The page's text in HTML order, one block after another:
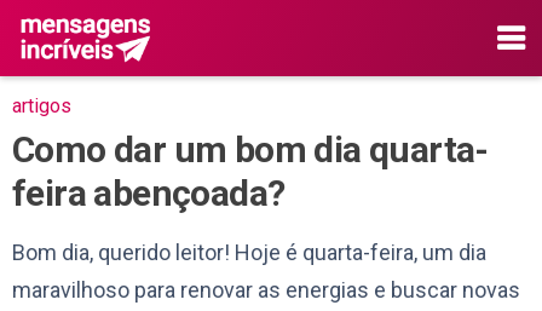
artigos
Como dar um bom dia quarta-
feira abençoada?
Bom dia, querido leitor! Hoje é quarta-feira, um dia
maravilhoso para renovar as energias e buscar novas